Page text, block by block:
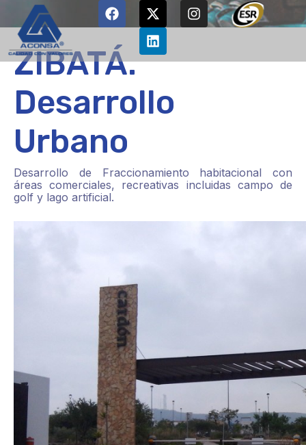
ZIBATÁ.
Desarrollo
Urbano
Desarrollo de Fraccionamiento habitacional con
áreas comerciales, recreativas incluidas campo de
golf y lago artificial.